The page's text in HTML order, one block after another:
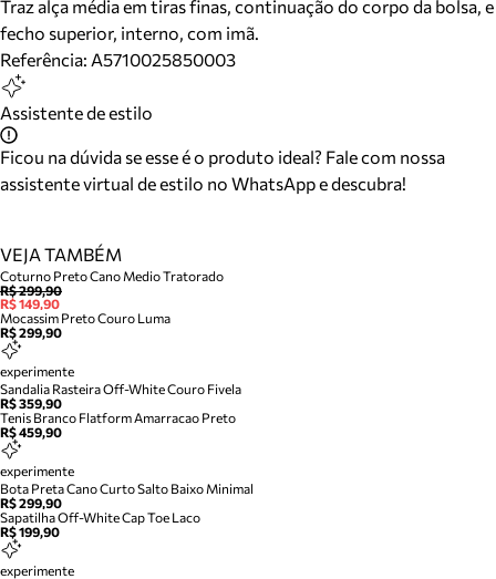
Traz alça média em tiras finas, continuação do corpo da bolsa, e
fecho superior, interno, com imã.
Referência: A5710025850003
Assistente de estilo
Ficou na dúvida se esse é o produto ideal? Fale com nossa
assistente virtual de estilo no WhatsApp e descubra!
VEJA TAMBÉM
Coturno Preto Cano Medio Tratorado
R$ 299,90
R$ 149,90
Mocassim Preto Couro Luma
R$ 299,90
experimente
Sandalia Rasteira Off-White Couro Fivela
R$ 359,90
Tenis Branco Flatform Amarracao Preto
R$ 459,90
experimente
Bota Preta Cano Curto Salto Baixo Minimal
R$ 299,90
Sapatilha Off-White Cap Toe Laco
R$ 199,90
experimente